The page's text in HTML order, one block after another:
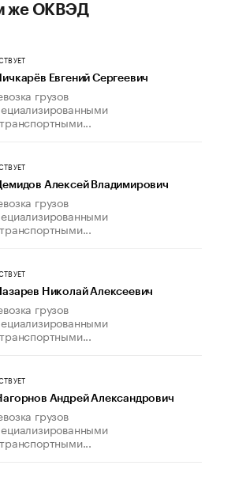
стареет иначе». Как живет глава
же ОКВЭД
Евгений Сергеевич
грузов
Алексей Владимирович
грузов
Николай Алексеевич
грузов
Андрей Александрович
грузов